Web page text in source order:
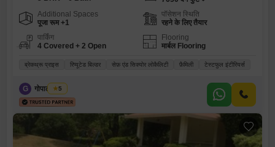
Additional Spaces
पूजा रूम +1
पॉसेशन स्थिति
रहने के लिए तैयार
पार्किंग
4 Covered + 2 Open
Flooring
मार्बल Flooring
ब्रेकथ्रू प्राइस रिप्यूटेड बिल्डर सेफ़ एंड सिक्योर लोकैलिटी फ़ैमिली टेस्टफुल इंटीरियर्स
G गोपाल चौधरी
5